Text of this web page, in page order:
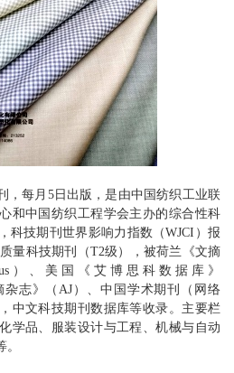
，每月5日出版，是由中国纺织工业联
和中国纺织工程学会主办的综合性科
科技期刊世界影响力指数（WJCI）报
量科技期刊（T2级），被荷兰《文摘
）、美国《艾博思科数据库》
杂志》（AJ）、中国学术期刊（网络
中文科技期刊数据库等收录。主要栏
学品、服装设计与工程、机械与自动